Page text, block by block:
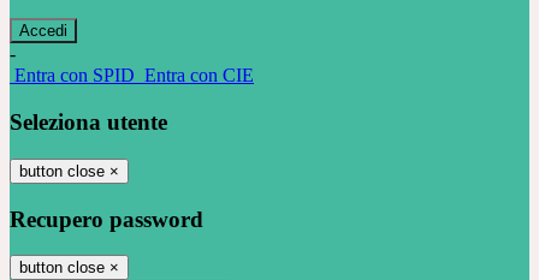
-
Entra con SPID Entra con CIE
Seleziona utente
button close ×
Recupero password
button close ×